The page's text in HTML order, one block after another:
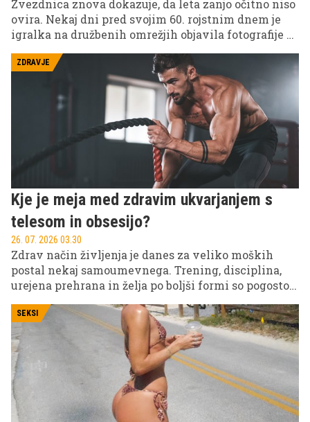
Zvezdnica znova dokazuje, da leta zanjo očitno niso
ovira. Nekaj dni pred svojim 60. rojstnim dnem je
igralka na družbenih omrežjih objavila fotografije z
razkošnih počitnic, na katerih je v kopalkah
pokazala izklesano postavo in navdušila svoje
ZDRAVJE
Kje je meja med zdravim ukvarjanjem s
telesom in obsesijo?
26. 07. 2026 03.30
Zdrav način življenja je danes za veliko moških
postal nekaj samoumevnega. Trening, disciplina,
urejena prehrana in želja po boljši formi so pogosto
samonadzora.
SEKSI